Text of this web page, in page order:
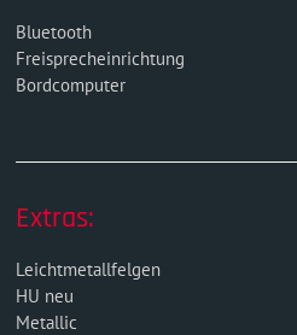
Bluetooth
Freisprecheinrichtung
Bordcomputer
Extras:
Leichtmetallfelgen
HU neu
Metallic